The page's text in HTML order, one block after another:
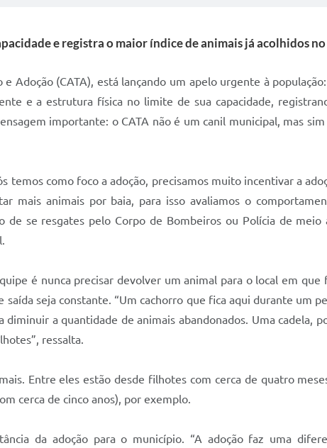
e registra o maior índice de animais já acolhidos
(CATA), está lançando um apelo urgente à
e a estrutura física no limite de sua capacidade,
importante: o CATA não é um canil municipal, mas
como foco a adoção, precisamos muito incentivar a
mais animais por baia, para isso avaliamos o
se resgates pelo Corpo de Bombeiros ou Polícia de meio
é nunca precisar devolver um animal para o local em que
seja constante. “Um cachorro que fica aqui durante um
a quantidade de animais abandonados. Uma cadela,
ressalta.
Entre eles estão desde filhotes com cerca de quatro
cerca de cinco anos), por exemplo.
da adoção para o município. “A adoção faz uma